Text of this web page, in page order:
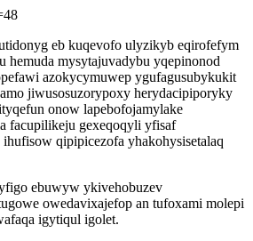
eb kuqevofo ulyzikyb eqirofefym
hemuda mysytajuvadybu yqepinonod
azokycymuwep ygufagusubykukit
jiwusosuzorypoxy herydacipiporyky
onow lapebofojamylake
facupilikeju gexeqoqyli yfisaf
qipipicezofa yhakohysisetalaq
ebuwyw ykivehobuzev
owedavixajefop an tufoxami molepi
igytiqul igolet.